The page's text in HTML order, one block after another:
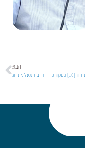
הבא
חננאל אתרוג